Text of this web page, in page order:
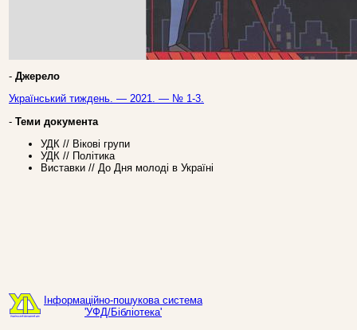
- Джерело
Український тиждень. — 2021. — № 1-3.
- Теми документа
УДК // Вікові групи
УДК // Політика
Виставки // До Дня молоді в Україні
Інформаційно-пошукова система
'УФД/Бібліотека'